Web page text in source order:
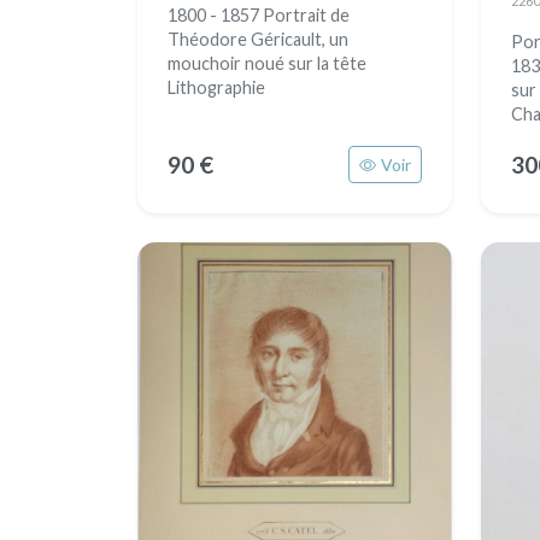
1800 - 1857 Portrait de
Théodore Géricault, un
mouchoir noué sur la tête
Lithographie
90 € Voir
sur